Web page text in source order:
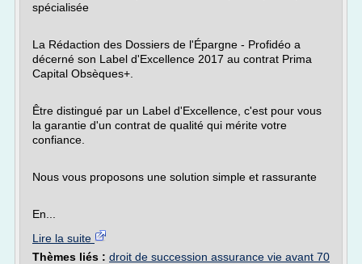
spécialisée
La Rédaction des Dossiers de l'Épargne - Profidéo a
décerné son Label d'Excellence 2017 au contrat Prima
Capital Obsèques+.
Être distingué par un Label d'Excellence, c'est pour vous
la garantie d'un contrat de qualité qui mérite votre
confiance.
Nous vous proposons une solution simple et rassurante
En...
Lire la suite
Thèmes liés : droit de succession assurance vie avant 70